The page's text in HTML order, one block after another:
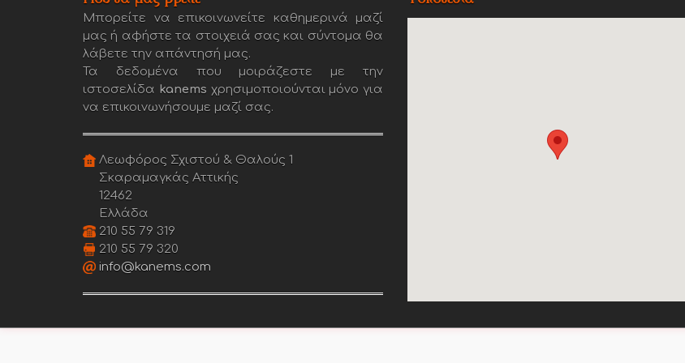
Μπορείτε να επικοινωνείτε καθημερινά μαζί
μας ή αφήστε τα στοιχειά σας και σύντομα θα
λάβετε την απάντησή μας.
Τα δεδομένα που μοιράζεστε με την
ιστοσελίδα kanems χρησιμοποιούνται μόνο για
να επικοινωνήσουμε μαζί σας.
Λεωφόρος Σχιστού & Θαλούς 1
Σκαραμαγκάς Αττικής
12462
Ελλάδα
210 55 79 319
210 55 79 320
info@kanems.com